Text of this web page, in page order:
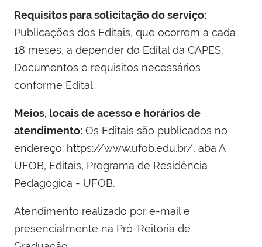
Requisitos para solicitação do serviço:
Publicações dos Editais, que ocorrem a cada
18 meses, a depender do Edital da CAPES;
Documentos e requisitos necessários
conforme Edital.
Meios, locais de acesso e horários de
atendimento: Os Editais são publicados no
endereço: https://www.ufob.edu.br/, aba A
UFOB, Editais, Programa de Residência
Pedagógica - UFOB.
Atendimento realizado por e-mail e
presencialmente na Pró-Reitoria de